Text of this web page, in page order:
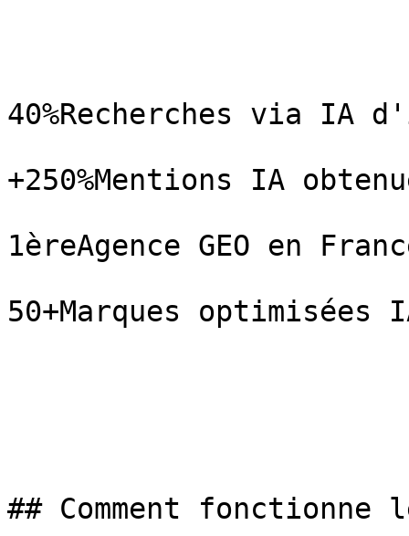
40%Recherches via IA
+250%Mentions IA
1èreAgence GEO en
50+Marques optimisées
## Comment fonctionne